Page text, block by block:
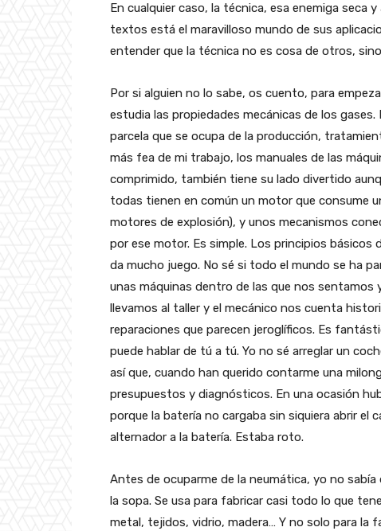
En cualquier caso, la técnica, esa enemiga seca
textos está el maravilloso mundo de sus
entender que la técnica no es cosa de otros,
Por si alguien no lo sabe, os cuento, para
estudia las propiedades mecánicas de los
parcela que se ocupa de la producción,
más fea de mi trabajo, los manuales de las
comprimido, también tiene su lado divertido
todas tienen en común un motor que consume
motores de explosión), y unos mecanismos
por ese motor. Es simple. Los principios básicos
da mucho juego. No sé si todo el mundo se ha
unas máquinas dentro de las que nos
llevamos al taller y el mecánico nos cuenta
reparaciones que parecen jeroglíficos. Es
puede hablar de tú a tú. Yo no sé arreglar un
así que, cuando han querido contarme una
presupuestos y diagnósticos. En una ocasión
porque la batería no cargaba sin siquiera abrir el
alternador a la batería. Estaba roto.
Antes de ocuparme de la neumática, yo no
la sopa. Se usa para fabricar casi todo lo que
metal, tejidos, vidrio, madera… Y no solo para la